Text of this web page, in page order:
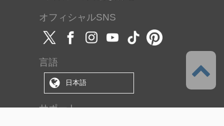
オフィシャルSNS
言語
日本語
サポート